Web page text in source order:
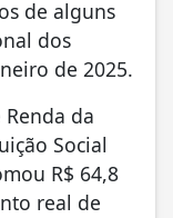
de alguns
dos
de 2025.
da
Social
R$ 64,8
real de